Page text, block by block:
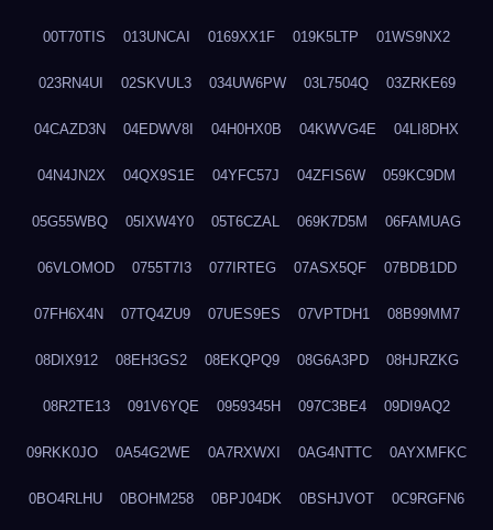
00T70TIS 013UNCAI 0169XX1F 019K5LTP 01WS9NX2
023RN4UI 02SKVUL3 034UW6PW 03L7504Q 03ZRKE69
04CAZD3N 04EDWV8I 04H0HX0B 04KWVG4E 04LI8DHX
04N4JN2X 04QX9S1E 04YFC57J 04ZFIS6W 059KC9DM
05G55WBQ 05IXW4Y0 05T6CZAL 069K7D5M 06FAMUAG
06VLOMOD 0755T7I3 077IRTEG 07ASX5QF 07BDB1DD
07FH6X4N 07TQ4ZU9 07UES9ES 07VPTDH1 08B99MM7
08DIX912 08EH3GS2 08EKQPQ9 08G6A3PD 08HJRZKG
08R2TE13 091V6YQE 0959345H 097C3BE4 09DI9AQ2
09RKK0JO 0A54G2WE 0A7RXWXI 0AG4NTTC 0AYXMFKC
0BO4RLHU 0BOHM258 0BPJ04DK 0BSHJVOT 0C9RGFN6